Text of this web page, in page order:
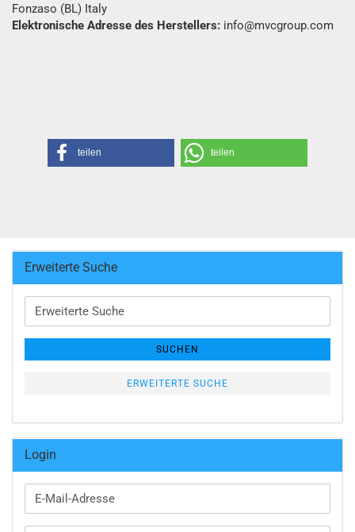
Fonzaso (BL) Italy
Elektronische Adresse des Herstellers: info@mvcgroup.com
teilen teilen
Erweiterte Suche
Erweiterte
Suche
SUCHEN
ERWEITERTE SUCHE
Login
E-
Mail-